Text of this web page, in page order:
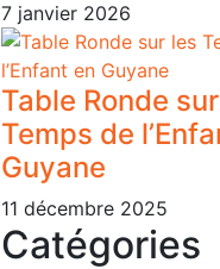
7 janvier 2026
Table Ronde
Temps de
Guyane
11 décembre 2025
Catégories